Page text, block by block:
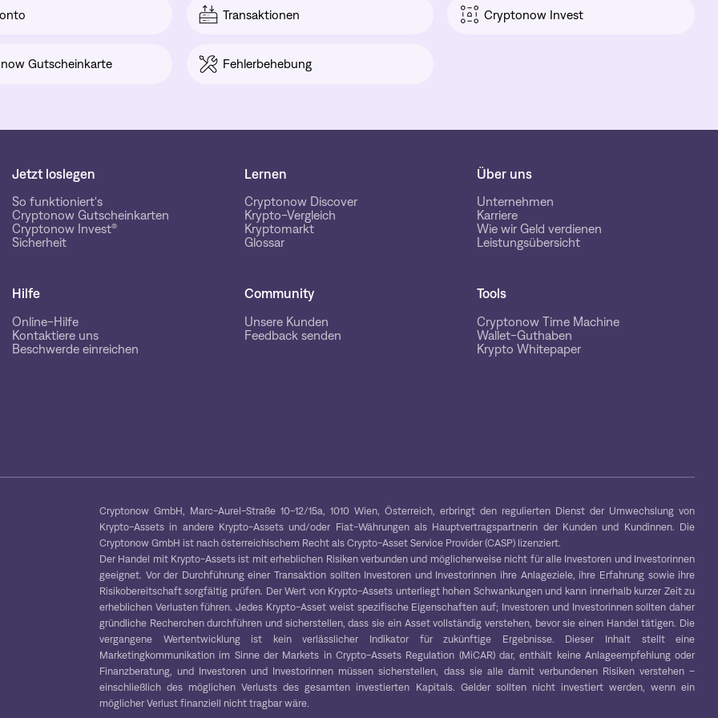
Transaktionen Cryptonow Invest
Gutscheinkarte Fehlerbehebung
Jetzt loslegen
So funktioniert's
Cryptonow Gutscheinkarten
Cryptonow Invest®
Sicherheit
Lernen
Cryptonow Discover
Krypto-Vergleich
Kryptomarkt
Glossar
Über uns
Unternehmen
Karriere
Wie wir Geld verdienen
Leistungsübersicht
Hilfe
Online-Hilfe
Kontaktiere uns
Beschwerde einreichen
Community
Unsere Kunden
Feedback senden
Tools
Cryptonow Time Machine
Wallet-Guthaben
Krypto Whitepaper
Cryptonow GmbH, Marc-Aurel-Straße 10-12/15a, 1010 Wien, Österreich, erbringt den regulierten Dienst der Umwechslung von
Krypto-Assets in andere Krypto-Assets und/oder Fiat-Währungen als Hauptvertragspartnerin der Kunden und Kundinnen. Die
Cryptonow GmbH ist nach österreichischem Recht als Crypto-Asset Service Provider (CASP) lizenziert.
Der Handel mit Krypto-Assets ist mit erheblichen Risiken verbunden und möglicherweise nicht für alle Investoren und Investorinnen
geeignet. Vor der Durchführung einer Transaktion sollten Investoren und Investorinnen ihre Anlageziele, ihre Erfahrung sowie ihre
Risikobereitschaft sorgfältig prüfen. Der Wert von Krypto-Assets unterliegt hohen Schwankungen und kann innerhalb kurzer Zeit zu
erheblichen Verlusten führen. Jedes Krypto-Asset weist spezifische Eigenschaften auf; Investoren und Investorinnen sollten daher
gründliche Recherchen durchführen und sicherstellen, dass sie ein Asset vollständig verstehen, bevor sie einen Handel tätigen. Die
vergangene Wertentwicklung ist kein verlässlicher Indikator für zukünftige Ergebnisse. Dieser Inhalt stellt eine
Marketingkommunikation im Sinne der Markets in Crypto-Assets Regulation (MiCAR) dar, enthält keine Anlageempfehlung oder
Finanzberatung, und Investoren und Investorinnen müssen sicherstellen, dass sie alle damit verbundenen Risiken verstehen –
einschließlich des möglichen Verlusts des gesamten investierten Kapitals. Gelder sollten nicht investiert werden, wenn ein
möglicher Verlust finanziell nicht tragbar wäre.